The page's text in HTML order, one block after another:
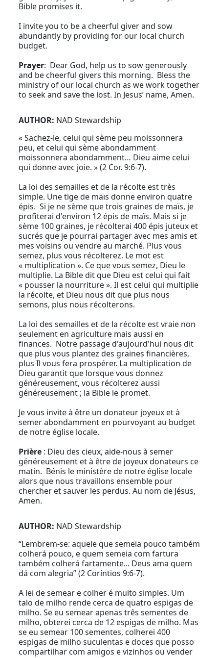
Bible promises it.
I invite you to be a cheerful giver and sow
abundantly by providing for our local church
budget.
Prayer: Dear God, help us to sow generously
and be cheerful givers this morning. Bless the
ministry of our local church as we work together
to seek and save the lost. In Jesus’ name, Amen.
AUTHOR: NAD Stewardship
« Sachez-le, celui qui sème peu moissonnera
peu, et celui qui sème abondamment
moissonnera abondamment… Dieu aime celui
qui donne avec joie. » (2 Cor. 9:6-7).
La loi des semailles et de la récolte est très
simple. Une tige de maïs donne environ quatre
épis. Si je ne sème que trois graines de maïs, je
profiterai d'environ 12 épis de maïs. Mais si je
sème 100 graines, je récolterai 400 épis juteux et
sucrés que je pourrai partager avec mes amis et
mes voisins ou vendre au marché. Plus vous
semez, plus vous récolterez. Le mot est
« multiplication ». Ce que vous semez, Dieu le
multiplie. La Bible dit que Dieu est celui qui fait
« pousser la nourriture ». Il est celui qui multiplie
la récolte, et Dieu nous dit que plus nous
semons, plus nous récolterons.
La loi des semailles et de la récolte est vraie non
seulement en agriculture mais aussi en
finances. Notre passage d'aujourd'hui nous dit
que plus vous plantez des graines financières,
plus Il vous fera prospérer. La multiplication de
Dieu garantit que lorsque vous donnez
généreusement, vous récolterez aussi
généreusement ; la Bible le promet.
Je vous invite à être un donateur joyeux et à
semer abondamment en pourvoyant au budget
de notre église locale.
Prière : Dieu des cieux, aide-nous à semer
généreusement et à être de joyeux donateurs ce
matin. Bénis le ministère de notre église locale
alors que nous travaillons ensemble pour
chercher et sauver les perdus. Au nom de Jésus,
Amen.
AUTHOR: NAD Stewardship
“Lembrem-se: aquele que semeia pouco também
colherá pouco, e quem semeia com fartura
também colherá fartamente... Deus ama quem
dá com alegria” (2 Coríntios 9:6-7).
A lei de semear e colher é muito simples. Um
talo de milho rende cerca de quatro espigas de
milho. Se eu semear apenas três sementes de
milho, obterei cerca de 12 espigas de milho. Mas
se eu semear 100 sementes, colherei 400
espigas de milho suculentas e doces que posso
compartilhar com amigos e vizinhos ou vender